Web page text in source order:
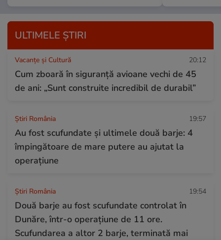
ULTIMELE ȘTIRI
Vacanțe și Cultură 20:12
Cum zboară în siguranță avioane vechi de 45
de ani: „Sunt construite incredibil de durabil”
Știri România 19:57
Au fost scufundate și ultimele două barje: 4
împingătoare de mare putere au ajutat la
operațiune
Știri România 19:54
Două barje au fost scufundate controlat în
Dunăre, într-o operațiune de 11 ore.
Scufundarea a altor 2 barje, terminată mai